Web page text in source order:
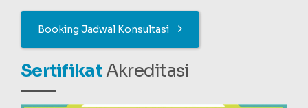
Booking Jadwal Konsultasi
SertifikatAkreditasi